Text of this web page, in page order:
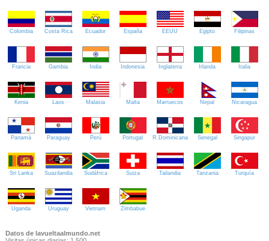
Colombia Costa Rica Ecuador España EEUU Egipto Filipinas
Francia Gambia India Indonesia Inglaterra Irlanda Italia
Kenia Laos Malasia Malta Marruecos Nepal Nicaragua
Panamá Paraguay Perú Portugal R.Dominicana Senegal Singapur
Sri Lanka Suazilandia Sudáfrica Suiza Tailandia Tanzania Turquía
Uganda Uruguay Vietnam Zimbabue
Datos de lavueltaalmundo.net